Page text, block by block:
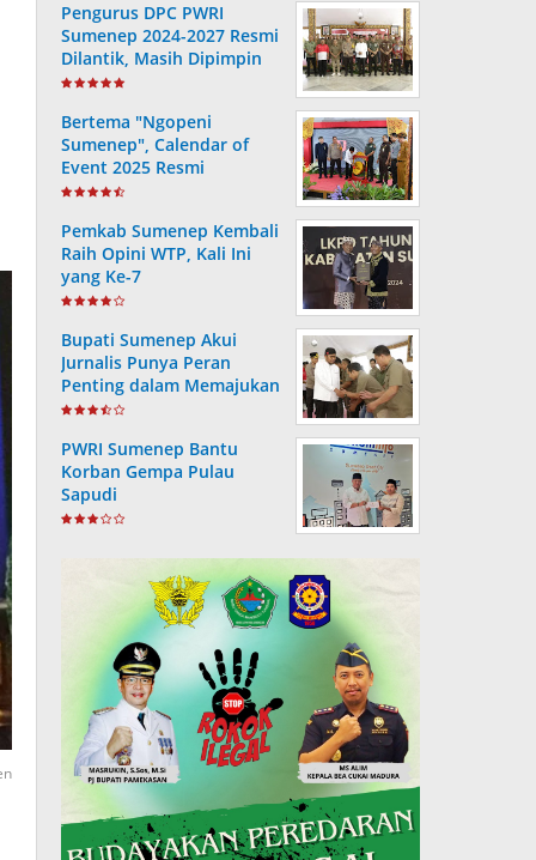
Pengurus DPC PWRI
Sumenep 2024-2027 Resmi
Dilantik, Masih Dipimpin
Rusydiyono
Bertema "Ngopeni
Sumenep", Calendar of
Event 2025 Resmi
Diluncurkan
Pemkab Sumenep Kembali
Raih Opini WTP, Kali Ini
yang Ke-7
Bupati Sumenep Akui
Jurnalis Punya Peran
Penting dalam Memajukan
Daerah
PWRI Sumenep Bantu
Korban Gempa Pulau
Sapudi